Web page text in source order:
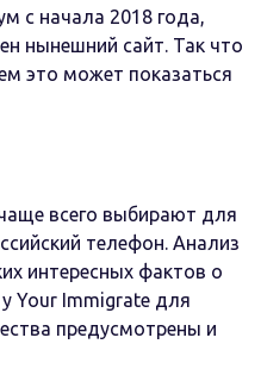
с начала 2018 года,
нынешний сайт. Так что
это может показаться
всего выбирают для
телефон. Анализ
интересных фактов о
Your Immigrate для
предусмотрены и